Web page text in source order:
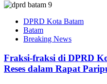
DPRD Kota Batam
Batam
Breaking News
Fraksi-fraksi di DPRD
Reses dalam Rapat